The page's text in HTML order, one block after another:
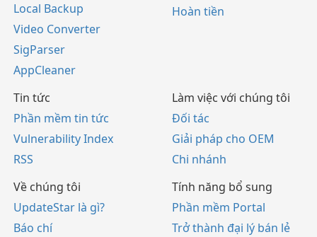
Local Backup
Video Converter
SigParser
AppCleaner
Hoàn tiền
Tin tức
Phần mềm tin tức
Vulnerability Index
RSS
Làm việc với chúng tôi
Đối tác
Giải pháp cho OEM
Chi nhánh
Về chúng tôi
UpdateStar là gì?
Báo chí
Tính năng bổ sung
Phần mềm Portal
Trở thành đại lý bán lẻ